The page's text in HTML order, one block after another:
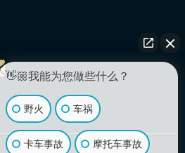
👋🏼我能为您做些什么？
野火 车祸
卡车事故 摩托车事故